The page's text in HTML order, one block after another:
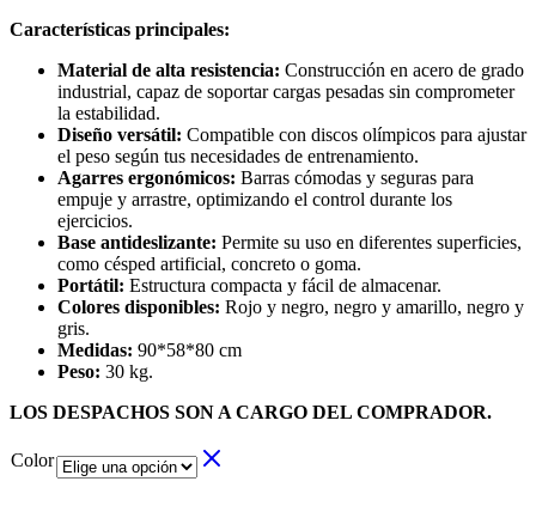
Características principales:
Material de alta resistencia: Construcción en acero de grado
industrial, capaz de soportar cargas pesadas sin comprometer
la estabilidad.
Diseño versátil: Compatible con discos olímpicos para ajustar
el peso según tus necesidades de entrenamiento.
Agarres ergonómicos: Barras cómodas y seguras para
empuje y arrastre, optimizando el control durante los
ejercicios.
Base antideslizante: Permite su uso en diferentes superficies,
como césped artificial, concreto o goma.
Portátil: Estructura compacta y fácil de almacenar.
Colores disponibles: Rojo y negro, negro y amarillo, negro y
gris.
Medidas: 90*58*80 cm
Peso: 30 kg.
LOS DESPACHOS SON A CARGO DEL COMPRADOR.
Color